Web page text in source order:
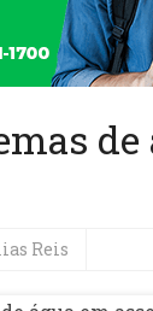
de
Reis